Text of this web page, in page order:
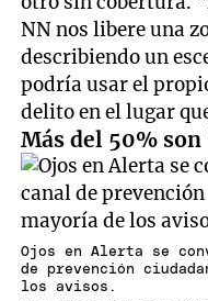
NN nos libere una
describiendo un
podría usar el
delito en el lugar
Más del 50%
Ojos en Alerta se
de prevención
los avisos.